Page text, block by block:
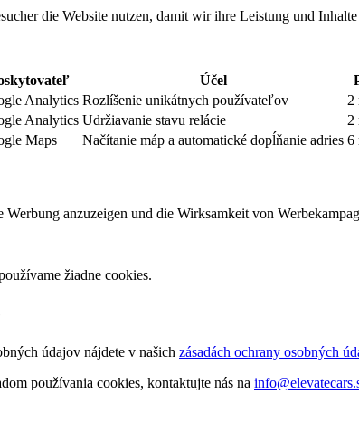
die Website nutzen, damit wir ihre Leistung und Inhalte
Účel
Analytics Rozlíšenie unikátnych používateľov 2
Analytics Udržiavanie stavu relácie 2
Maps Načítanie máp a automatické dopĺňanie adries 6
anzuzeigen und die Wirksamkeit von
žiadne cookies.
údajov nájdete v našich zásadách ochrany osobných
používania cookies, kontaktujte nás na